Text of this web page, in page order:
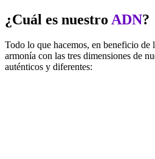
¿Cuál es nuestro ADN?
Todo lo que hacemos, en beneficio de
armonía con las tres dimensiones de
auténticos y diferentes: